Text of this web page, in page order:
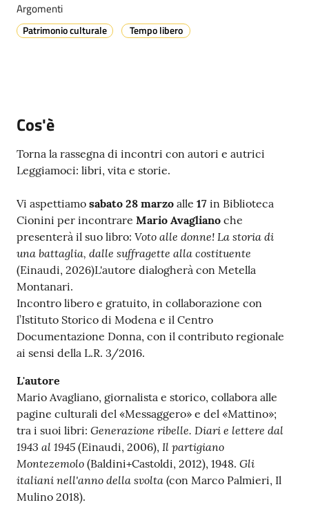
e
r
t
e
i
s
i
t
S
a
s
s
u
o
o
Tutti
gli
argomenti...
Argomenti
Patrimonio culturale Tempo libero
Cos'è
Torna la rassegna di incontri con autori e autrici
Leggiamoci: libri, vita e storie.
Vi aspettiamo sabato 28 marzo alle 17 in Biblioteca
Cionini per incontrare Mario Avagliano che
presenterà il suo libro: Voto alle donne! La storia di
una battaglia, dalle suffragette alla costituente
(Einaudi, 2026)L'autore dialogherà con Metella
Montanari.
Incontro libero e gratuito, in collaborazione con
l’Istituto Storico di Modena e il Centro
Documentazione Donna, con il contributo regionale
ai sensi della L.R. 3/2016.
L'autore
Mario Avagliano, giornalista e storico, collabora alle
pagine culturali del «Messaggero» e del «Mattino»;
tra i suoi libri: Generazione ribelle. Diari e lettere dal
1943 al 1945 (Einaudi, 2006), Il partigiano
Montezemolo (Baldini+Castoldi, 2012), 1948. Gli
italiani nell'anno della svolta (con Marco Palmieri, Il
Mulino 2018).